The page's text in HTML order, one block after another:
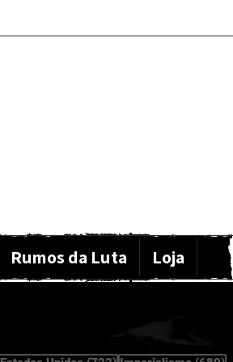
Rumos da Luta Loja